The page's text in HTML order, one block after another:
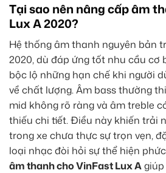
Tại sao nên nâng cấp âm
Lux A 2020?
Hệ thống âm thanh nguyên bản
2020, dù đáp ứng tốt nhu cầu cơ
bộc lộ những hạn chế khi người
về chất lượng. Âm bass thường
mid không rõ ràng và âm treble
thiếu chi tiết. Điều này khiến trải
trong xe chưa thực sự trọn vẹn,
loại nhạc đòi hỏi sự thể hiện
âm thanh cho VinFast Lux A